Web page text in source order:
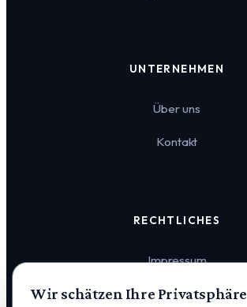
UNTERNEHMEN
Über uns
Kontakt
RECHTLICHES
Impressum
Datenschutz
Wir schätzen Ihre Privatsphäre